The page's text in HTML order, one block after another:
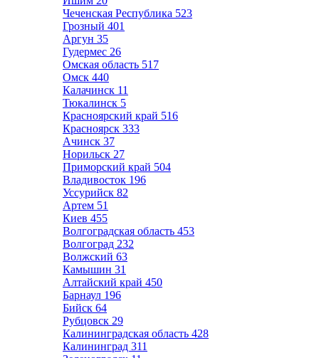
Чеченская Республика 523
Грозный 401
Аргун 35
Гудермес 26
Омская область 517
Омск 440
Калачинск 11
Тюкалинск 5
Красноярский край 516
Красноярск 333
Ачинск 37
Норильск 27
Приморский край 504
Владивосток 196
Уссурийск 82
Артем 51
Киев 455
Волгоградская область 453
Волгоград 232
Волжский 63
Камышин 31
Алтайский край 450
Барнаул 196
Бийск 64
Рубцовск 29
Калининградская область 428
Калининград 311